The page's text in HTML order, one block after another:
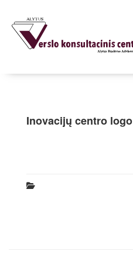
Inovacijų centro logo